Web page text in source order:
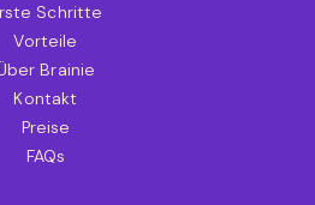
Schritte
Vorteile
Brainie
Kontakt
Preise
FAQs